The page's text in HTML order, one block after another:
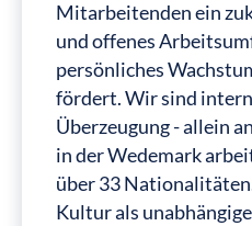
Mitarbeitenden ein
und offenes
persönliches
fördert. Wir sind
Überzeugung - allein
in der Wedemark
über 33
Kultur als